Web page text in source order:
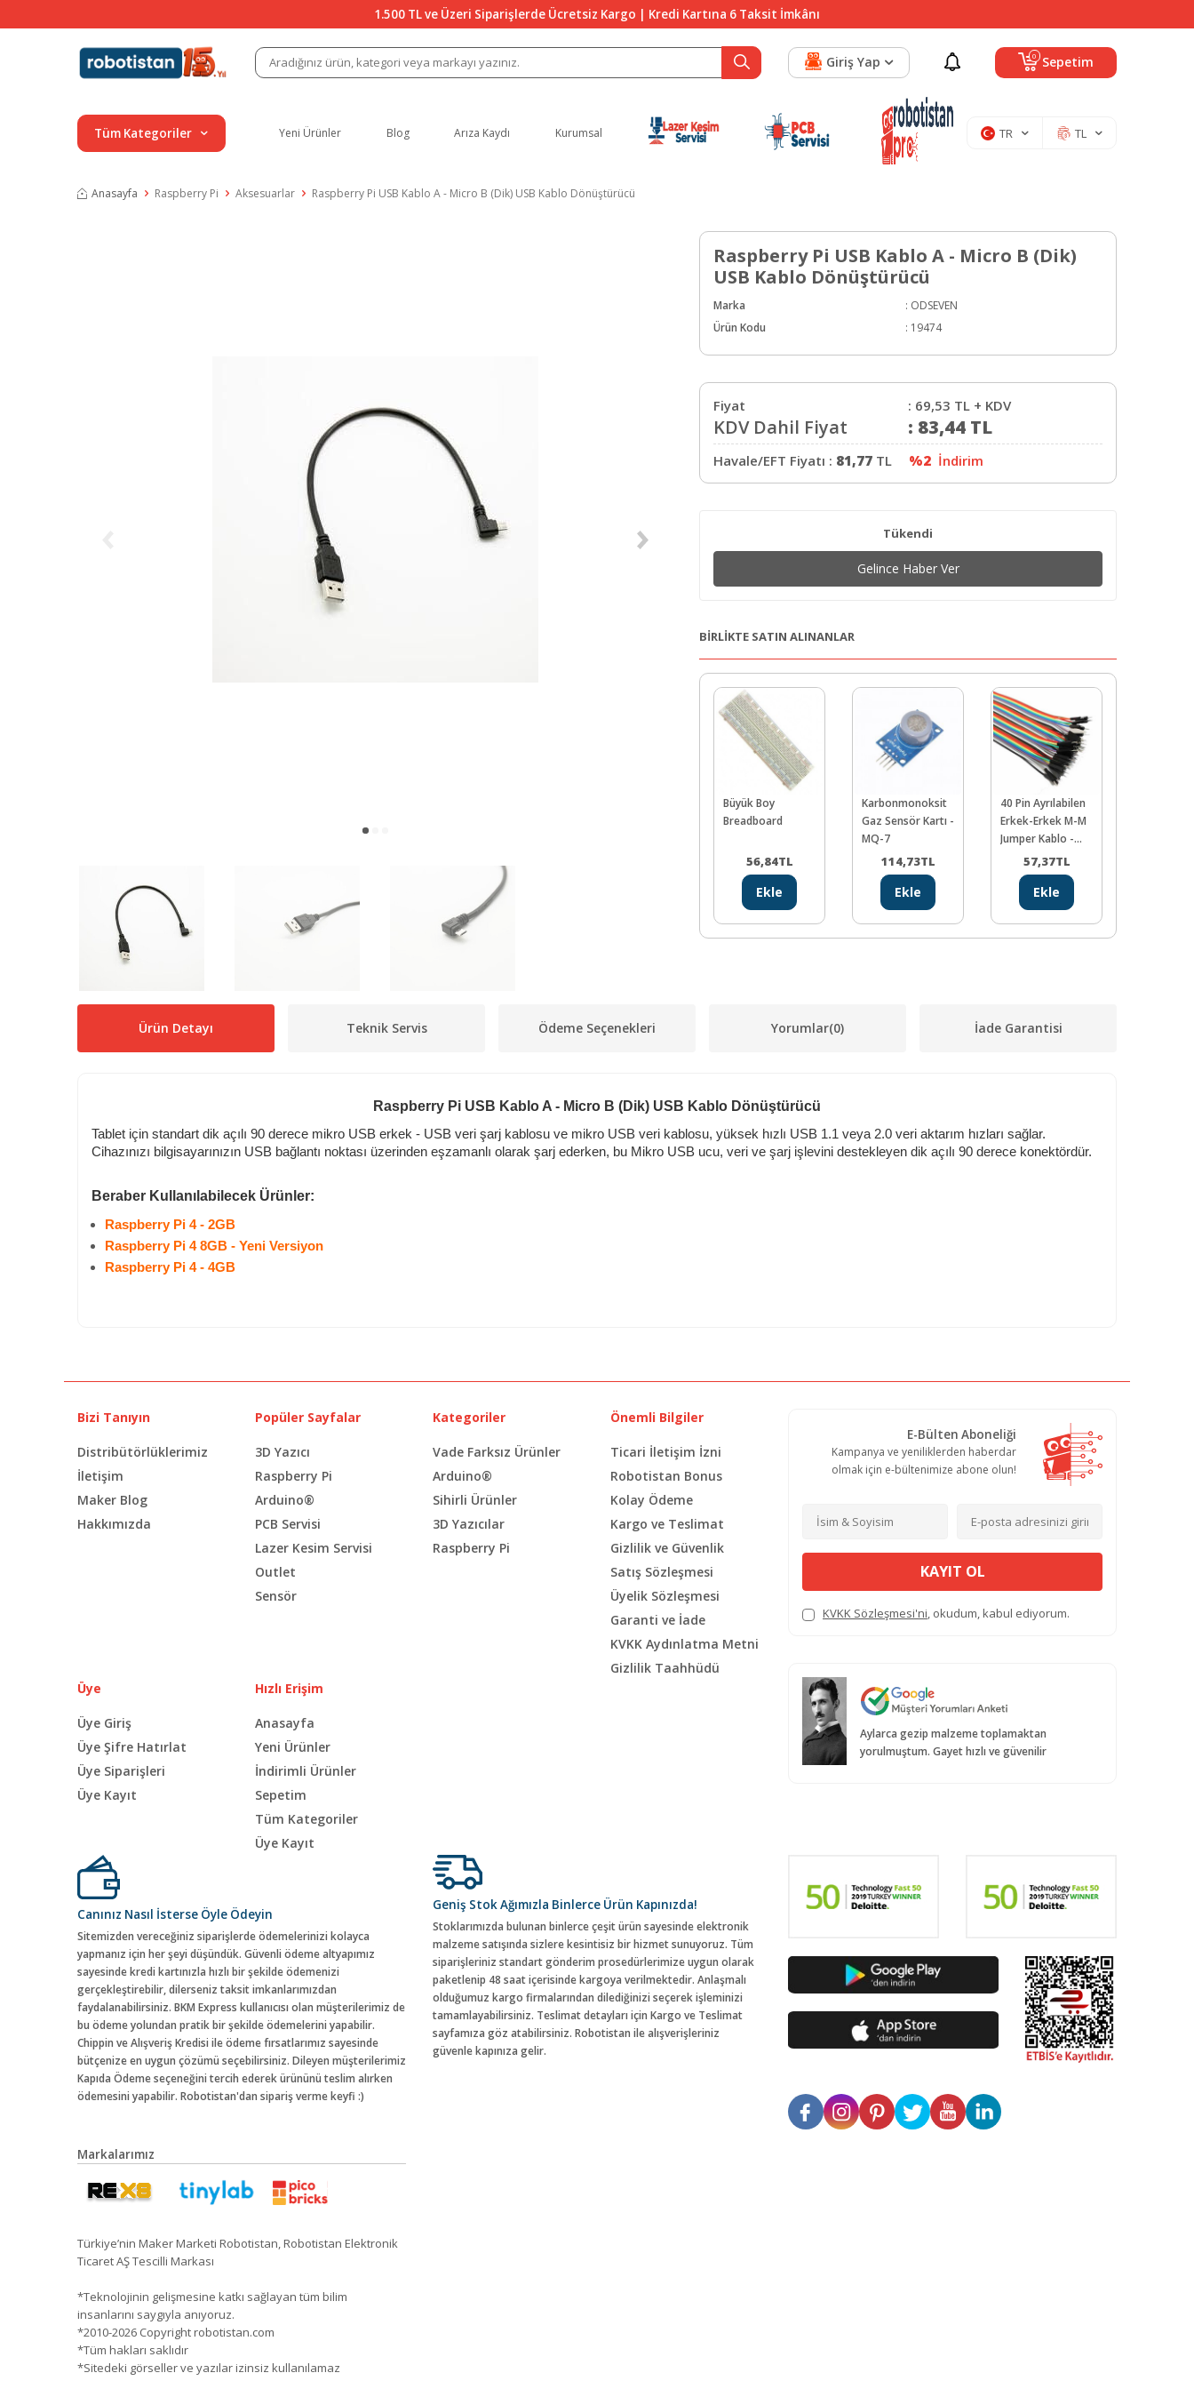
1.500 TL ve Üzeri Siparişlerde Ücretsiz Kargo | Kredi Kartına 6 Taksit İmkânı
0 Sepetim
Giriş Yap
Tüm Kategoriler Yeni Ürünler Blog Arıza Kaydı Kurumsal TR TL
Anasayfa Raspberry Pi Aksesuarlar Raspberry Pi USB Kablo A - Micro B (Dik) USB Kablo Dönüştürücü
Raspberry Pi USB Kablo A - Micro B (Dik)
USB Kablo Dönüştürücü
Marka : ODSEVEN
Ürün Kodu
: 19474
Fiyat : 69,53 TL + KDV
KDV Dahil Fiyat : 83,44 TL
Havale/EFT Fiyatı : 81,77 TL %2 İndirim
Tükendi
Gelince Haber Ver
BİRLİKTE SATIN ALINANLAR
Büyük Boy
Breadboard
56,84TL
Ekle
Karbonmonoksit
Gaz Sensör Kartı -
MQ-7
114,73TL
Ekle
40 Pin Ayrılabilen
Erkek-Erkek M-M
Jumper Kablo -
100 mm57,37TL
Ekle
Ürün Detayı Teknik Servis Ödeme Seçenekleri Yorumlar(0) İade Garantisi
Raspberry Pi USB Kablo A - Micro B (Dik) USB Kablo Dönüştürücü
Tablet için standart dik açılı 90 derece mikro USB erkek - USB veri şarj kablosu ve mikro USB veri kablosu, yüksek hızlı USB 1.1 veya 2.0 veri aktarım hızları sağlar.
Cihazınızı bilgisayarınızın USB bağlantı noktası üzerinden eşzamanlı olarak şarj ederken, bu Mikro USB ucu, veri ve şarj işlevini destekleyen dik açılı 90 derece konektördür.
Beraber Kullanılabilecek Ürünler:
Raspberry Pi 4 - 2GB
Raspberry Pi 4 8GB - Yeni Versiyon
Raspberry Pi 4 - 4GB
Bizi Tanıyın
Distribütörlüklerimiz
İletişim
Maker Blog
Hakkımızda
Popüler Sayfalar
3D Yazıcı
Raspberry Pi
Arduino®
PCB Servisi
Lazer Kesim Servisi
Outlet
Sensör
Kategoriler
Vade Farksız Ürünler
Arduino®
Sihirli Ürünler
3D Yazıcılar
Raspberry Pi
Önemli Bilgiler
Ticari İletişim İzni
Robotistan Bonus
Kolay Ödeme
Kargo ve Teslimat
Gizlilik ve Güvenlik
Satış Sözleşmesi
Üyelik Sözleşmesi
Garanti ve İade
KVKK Aydınlatma Metni
Gizlilik Taahhüdü
Üye
Üye Giriş
Üye Şifre Hatırlat
Üye Siparişleri
Üye Kayıt
Hızlı Erişim
Anasayfa
Yeni Ürünler
İndirimli Ürünler
Sepetim
Tüm Kategoriler
Üye Kayıt
E-Bülten Aboneliği
Kampanya ve yeniliklerden haberdar
olmak için e-bültenimize abone olun!
KAYIT OL
KVKK Sözleşmesi'ni, okudum, kabul ediyorum.
Aylarca gezip malzeme toplamaktan
yorulmuştum. Gayet hızlı ve güvenilir
Canınız Nasıl İsterse Öyle Ödeyin
Sitemizden vereceğiniz siparişlerde ödemelerinizi kolayca
yapmanız için her şeyi düşündük. Güvenli ödeme altyapımız
sayesinde kredi kartınızla hızlı bir şekilde ödemenizi
gerçekleştirebilir, dilerseniz taksit imkanlarımızdan
faydalanabilirsiniz. BKM Express kullanıcısı olan müşterilerimiz de
bu ödeme yolundan pratik bir şekilde ödemelerini yapabilir.
Chippin ve Alışveriş Kredisi ile ödeme fırsatlarımız sayesinde
bütçenize en uygun çözümü seçebilirsiniz. Dileyen müşterilerimiz
Kapıda Ödeme seçeneğini tercih ederek ürününü teslim alırken
ödemesini yapabilir. Robotistan'dan sipariş verme keyfi :)
Geniş Stok Ağımızla Binlerce Ürün Kapınızda!
Stoklarımızda bulunan binlerce çeşit ürün sayesinde elektronik
malzeme satışında sizlere kesintisiz bir hizmet sunuyoruz. Tüm
siparişleriniz standart gönderim prosedürlerimize uygun olarak
paketlenip 48 saat içerisinde kargoya verilmektedir. Anlaşmalı
olduğumuz kargo firmalarından dilediğinizi seçerek işleminizi
tamamlayabilirsiniz. Teslimat detayları için Kargo ve Teslimat
sayfamıza göz atabilirsiniz. Robotistan ile alışverişleriniz
güvenle kapınıza gelir.
Markalarımız
Türkiye’nin Maker Marketi Robotistan, Robotistan Elektronik
Ticaret AŞ Tescilli Markası
*Teknolojinin gelişmesine katkı sağlayan tüm bilim
insanlarını saygıyla anıyoruz.
*2010-2026 Copyright robotistan.com
*Tüm hakları saklıdır
*Sitedeki görseller ve yazılar izinsiz kullanılamaz